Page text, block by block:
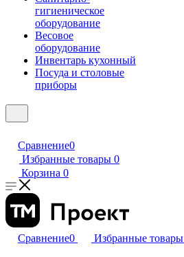
гигиеническое
оборудование
Весовое
оборудование
Инвентарь кухонный
Посуда и столовые
приборы
Сравнение0
Избранные товары 0
Корзина 0
Сравнение0 Избранные товары